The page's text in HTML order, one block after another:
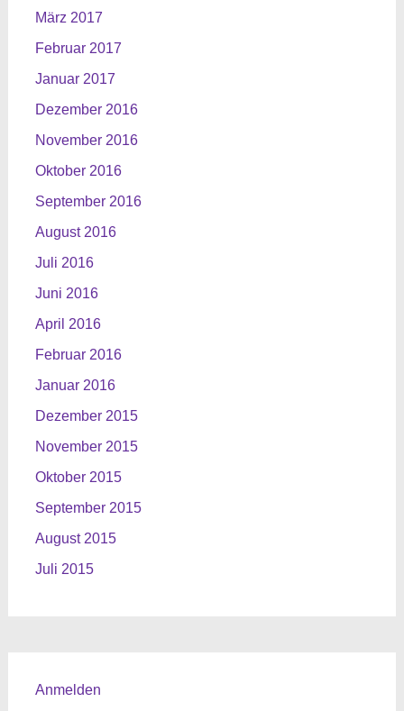
März 2017
Februar 2017
Januar 2017
Dezember 2016
November 2016
Oktober 2016
September 2016
August 2016
Juli 2016
Juni 2016
April 2016
Februar 2016
Januar 2016
Dezember 2015
November 2015
Oktober 2015
September 2015
August 2015
Juli 2015
Anmelden